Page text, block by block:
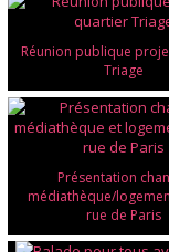
Réunion publique
Triage
Présentation
médiathèque/
rue de Paris